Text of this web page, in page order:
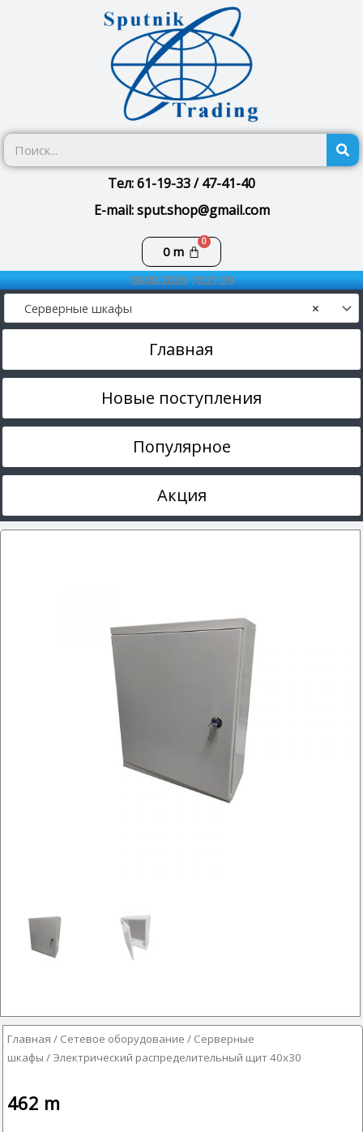
Тел: 61-19-33 / 47-41-40
E-mail: sput.shop@gmail.com
0m
Корзина
08.08.2026 16:21:39
×
Серверные шкафы
Главная
Новые поступления
Популярное
Акция
Главная / Сетевое оборудование / Серверные
шкафы / Электрический распределительный щит 40х30
462 m